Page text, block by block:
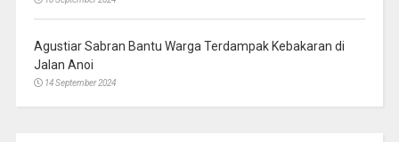
Agustiar Sabran Bantu Warga Terdampak Kebakaran di
Jalan Anoi
14 September 2024